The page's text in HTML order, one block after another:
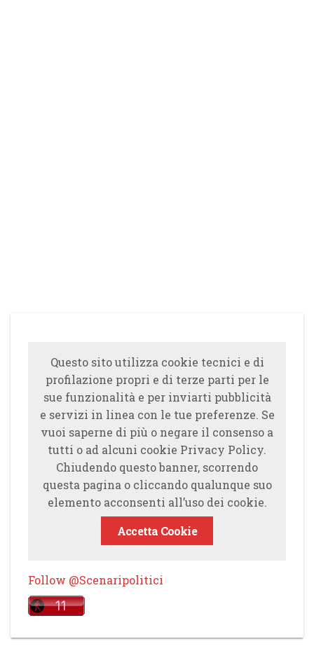
Questo sito utilizza cookie tecnici e di
profilazione propri e di terze parti per le
sue funzionalità e per inviarti pubblicità
e servizi in linea con le tue preferenze. Se
vuoi saperne di più o negare il consenso a
tutti o ad alcuni cookie Privacy Policy.
Chiudendo questo banner, scorrendo
questa pagina o cliccando qualunque suo
elemento acconsenti all’uso dei cookie.
Accetta Cookie
Follow @Scenaripolitici